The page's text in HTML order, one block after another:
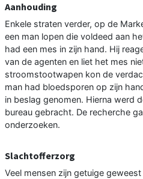
Aanhouding
Enkele straten verder, op de
een man lopen die voldeed aan
had een mes in zijn hand. Hij
van de agenten en liet het mes
stroomstootwapen kon de
man had bloedsporen op zijn
in beslag genomen. Hierna werd
bureau gebracht. De recherche
onderzoeken.
Slachtofferzorg
Veel mensen zijn getuige